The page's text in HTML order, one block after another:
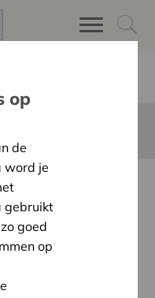
samenleving
op
de
word je
gebruikt
goed
op